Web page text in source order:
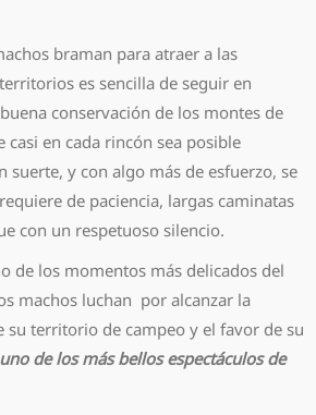
braman para atraer a las
es sencilla de seguir en
conservación de los montes de
casi en cada rincón sea posible
suerte, y con algo más de esfuerzo, se
de paciencia, largas caminatas
con un respetuoso silencio.
de los momentos más delicados del
machos luchan por alcanzar la
su territorio de campeo y el favor de su
de los más bellos espectáculos de